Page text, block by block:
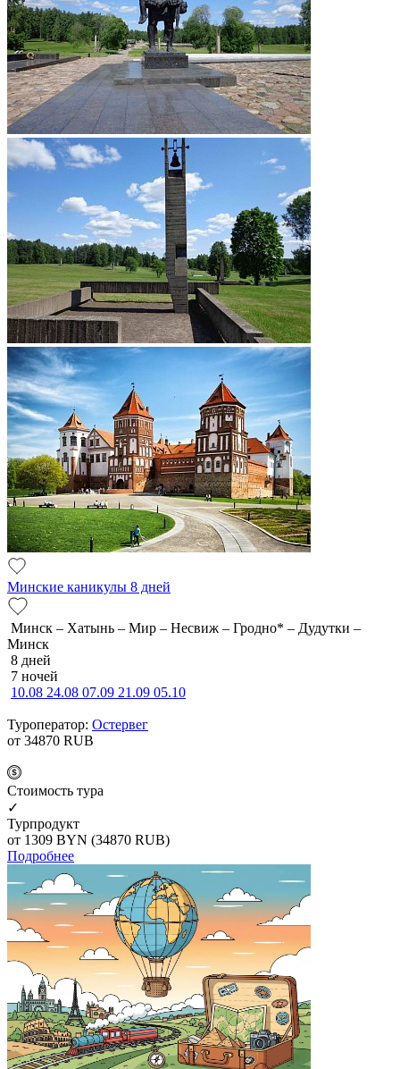
Минские каникулы 8 дней
Минск – Хатынь – Мир – Несвиж – Гродно* – Дудутки –
Минск
8 дней
7 ночей
10.08 24.08 07.09 21.09 05.10
Туроператор: Остервег
от 34870 RUB
Cтоимость тура
✓
Турпродукт
от 1309 BYN (34870 RUB)
Подробнее